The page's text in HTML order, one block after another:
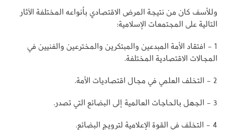
وللأسف كان من نتيجة المرض الاقتصادي بأنواعه المختلفة الآثار
التالية على المجتمعات الإسلامية:
1 - افتقاد الأمة المبدعين والمبتكرين والمخترعين والفنيين في
المجالات الاقتصادية المختلفة.
2 - التخلف العلمي في مجال اقتصاديات الأمة.
3 - الجهل بالحاجات العالمية إلى البضائع التي تصدر.
4 - التخلف في القوة الإعلامية لترويج البضائع.